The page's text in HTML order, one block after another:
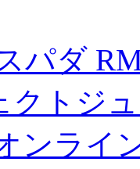
パダ
クトジ
ンライ